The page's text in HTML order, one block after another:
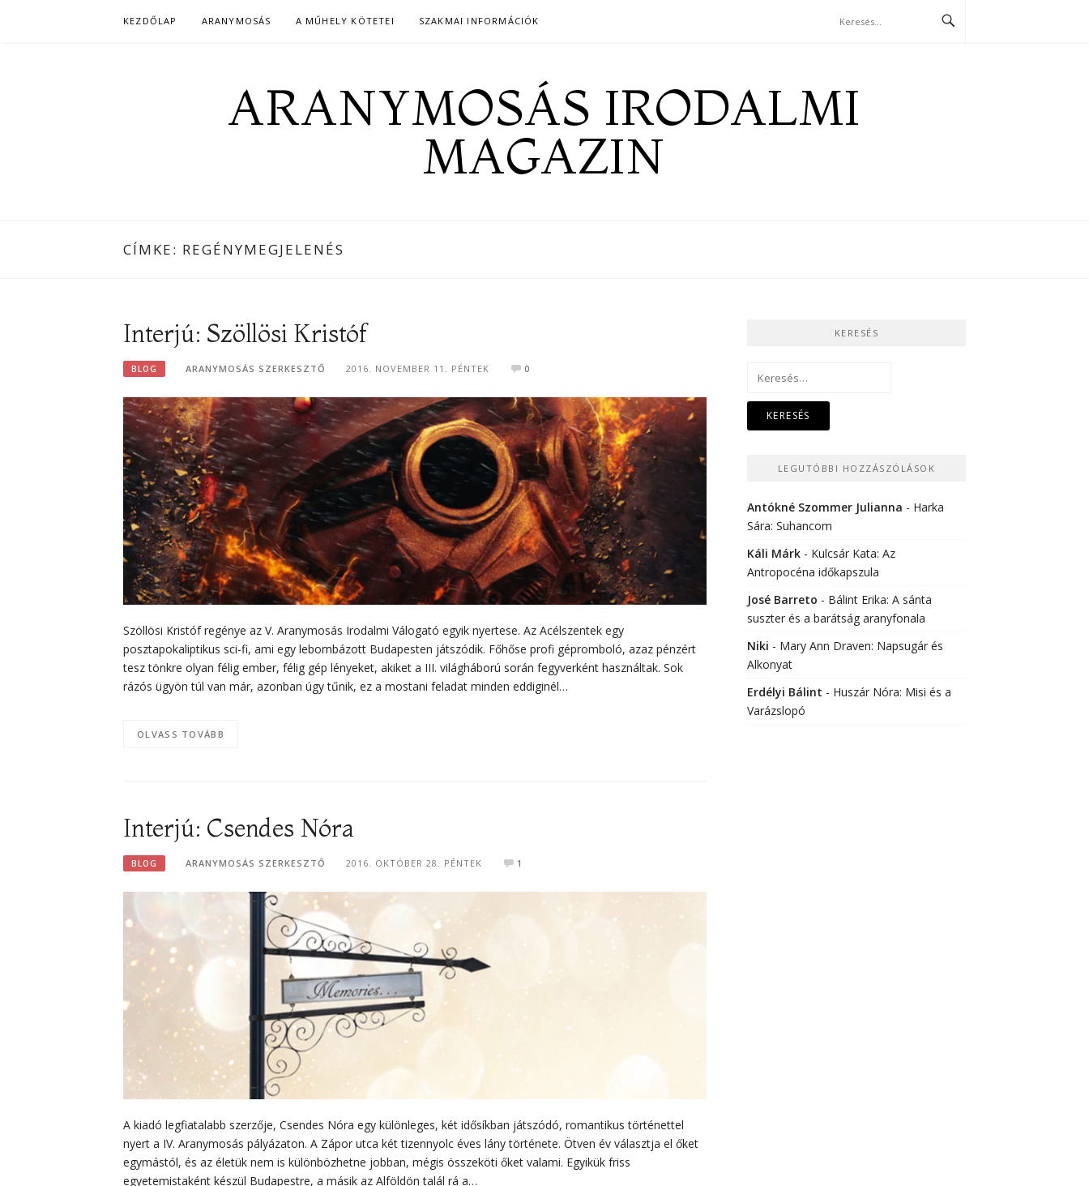
KEZDŐLAP ARANYMOSÁS A MŰHELY KÖTETEI SZAKMAI INFORMÁCIÓK
ARANYMOSÁS IRODALMI
MAGAZIN
CÍMKE: REGÉNYMEGJELENÉS
Interjú: Szöllösi Kristóf
BLOG ARANYMOSÁS SZERKESZTŐ 2016. NOVEMBER 11. PÉNTEK 0
Szöllösi Kristóf regénye az V. Aranymosás Irodalmi Válogató egyik nyertese. Az Acélszentek egy
posztapokaliptikus sci-fi, ami egy lebombázott Budapesten játszódik. Főhőse profi gépromboló, azaz pénzért
tesz tönkre olyan félig ember, félig gép lényeket, akiket a III. világháború során fegyverként használtak. Sok
rázós ügyön túl van már, azonban úgy tűnik, ez a mostani feladat minden eddiginél…
OLVASS TOVÁBB
Interjú: Csendes Nóra
BLOG ARANYMOSÁS SZERKESZTŐ 2016. OKTÓBER 28. PÉNTEK 1
A kiadó legfiatalabb szerzője, Csendes Nóra egy különleges, két idősíkban játszódó, romantikus történettel
nyert a IV. Aranymosás pályázaton. A Zápor utca két tizennyolc éves lány története. Ötven év választja el őket
egymástól, és az életük nem is különbözhetne jobban, mégis összeköti őket valami. Egyikük friss
egyetemistaként készül Budapestre, a másik az Alföldön talál rá a…
KERESÉS
Keresés:
LEGUTÓBBI HOZZÁSZÓLÁSOK
Antókné Szommer Julianna - Harka
Sára: Suhancom
Káli Márk - Kulcsár Kata: Az
Antropocéna időkapszula
José Barreto - Bálint Erika: A sánta
suszter és a barátság aranyfonala
Niki - Mary Ann Draven: Napsugár és
Alkonyat
Erdélyi Bálint - Huszár Nóra: Misi és a
Varázslopó